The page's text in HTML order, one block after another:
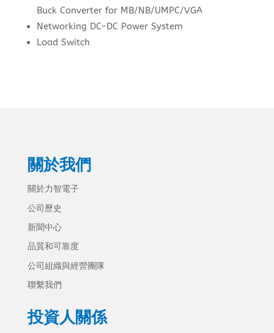
Buck Converter for MB/NB/UMPC/VGA
Networking DC-DC Power System
Load Switch
關於我們
關於力智電子
公司歷史
新聞中心
品質和可靠度
公司組織與經營團隊
聯繫我們
投資人關係